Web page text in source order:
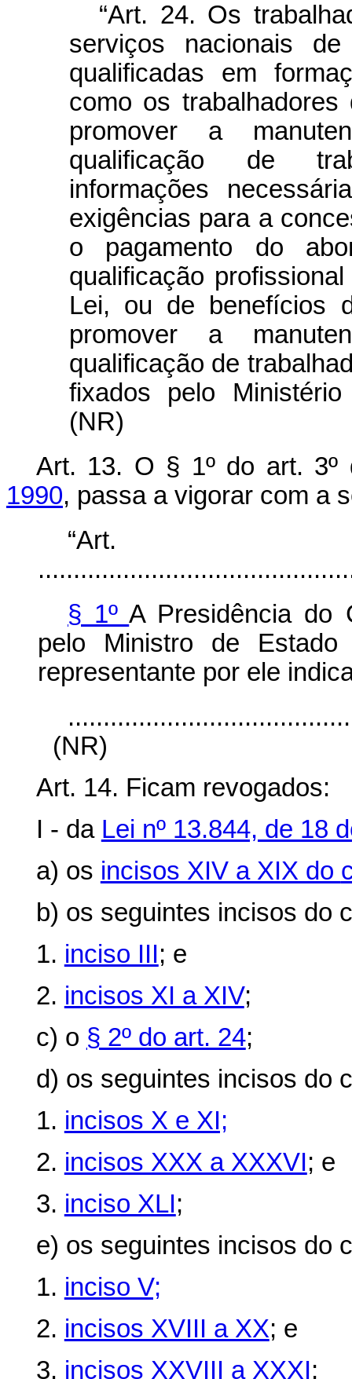
“Art. 24. Os
serviços nacionais
qualificadas em
como os
promover a
qualificação de
informações
exigências para a
o pagamento do
qualificação
Lei, ou de benefícios
promover a
qualificação de
fixados pelo
(NR)
Art. 13. O § 1º do art.
1990, passa a vigorar com a
§ 1ºA Presidência do
pelo Ministro de
representante por ele
(NR)
Art. 14. Ficam revogados:
I - da Lei nº 13.844, de 18
a) os incisos XIV a XIX do
b) os seguintes incisos do
1. inciso III; e
2. incisos XI a XIV;
c) o § 2º do art. 24;
d) os seguintes incisos do
1. incisos X e XI;
2. incisos XXX a XXXVI; e
3. inciso XLI;
e) os seguintes incisos do
1. inciso V;
2. incisos XVIII a XX; e
3. incisos XXVIII a XXXI;